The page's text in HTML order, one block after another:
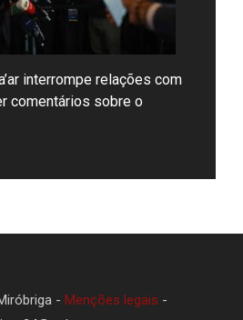
interrompe relações com
comentários sobre o
- Menções legais -